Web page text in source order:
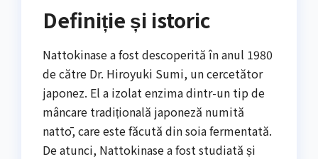
Definiție și istoric
Nattokinase a fost descoperită în anul 1980
de către Dr. Hiroyuki Sumi, un cercetător
japonez. El a izolat enzima dintr-un tip de
mâncare tradițională japoneză numită
nattō, care este făcută din soia fermentată.
De atunci, Nattokinase a fost studiată și